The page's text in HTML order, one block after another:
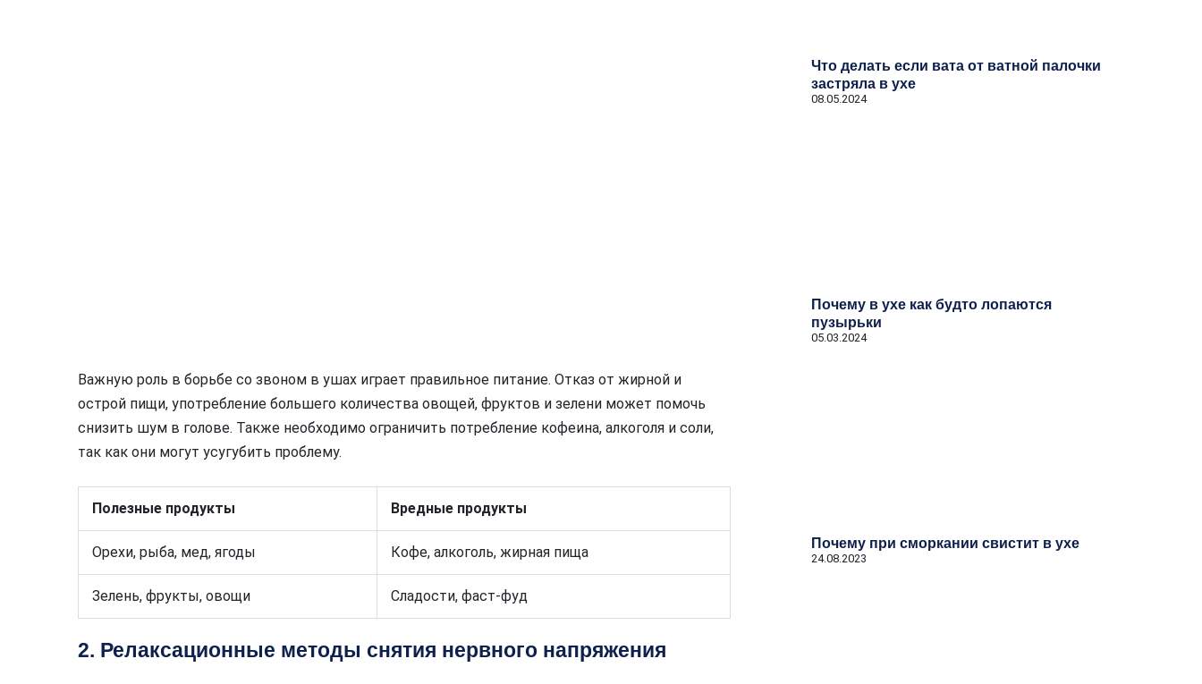
Важную роль в борьбе со звоном в ушах играет правильное питание. Отказ от жирной и
острой пищи, употребление большего количества овощей, фруктов и зелени может помочь
снизить шум в голове. Также необходимо ограничить потребление кофеина, алкоголя и соли,
так как они могут усугубить проблему.
Полезные продукты Вредные продукты
Орехи, рыба, мед, ягоды Кофе, алкоголь, жирная пища
Зелень, фрукты, овощи Сладости, фаст-фуд
2. Релаксационные методы снятия нервного напряжения
Что делать если вата от ватной палочки
застряла в ухе
08.05.2024
Почему в ухе как будто лопаются
пузырьки
05.03.2024
Почему при сморкании свистит в ухе
24.08.2023